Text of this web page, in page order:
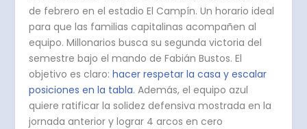
de febrero en el estadio El Campín. Un horario ideal
para que las familias capitalinas acompañen al
equipo.Millonarios busca su segunda victoria del
semestre bajo el mando de Fabián Bustos. El
objetivo es claro:hacer respetar la casa y escalar
posiciones en la tabla. Además, el equipo azul
quiere ratificar la solidez defensiva mostrada en la
jornada anterior y lograr 4 arcos en cero